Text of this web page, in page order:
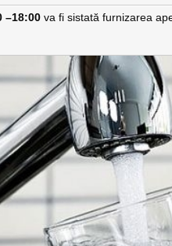
–18:00 va fi sistată furnizarea